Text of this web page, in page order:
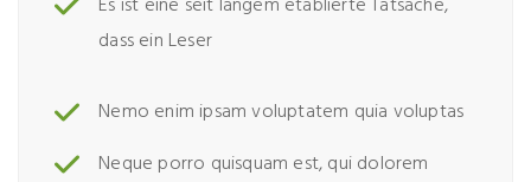
dass ein Leser
Nemo enim ipsam voluptatem quia voluptas
Neque porro quisquam est, qui dolorem